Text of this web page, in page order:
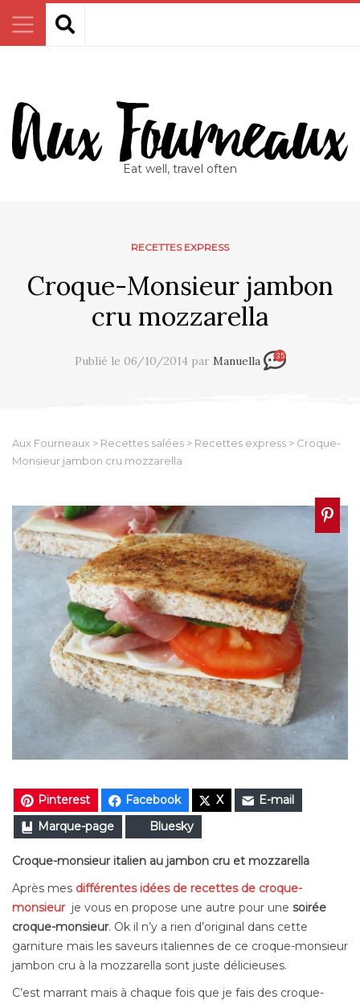
Eat well, travel often
RECETTES EXPRESS
Croque-Monsieur jambon
cru mozzarella
Publié le 06/10/2014 par Manuella 35
Aux Fourneaux > Recettes salées > Recettes express > Croque-
Monsieur jambon cru mozzarella
Pinterest Facebook X
E-mail
Marque-page
Bluesky
Croque-monsieur italien au jambon cru et mozzarella
Après mes différentes idées de recettes de croque-
monsieur je vous en propose une autre pour une soirée
croque-monsieur. Ok il n’y a rien d’original dans cette
garniture mais les saveurs italiennes de ce croque-monsieur
jambon cru à la mozzarella sont juste délicieuses.
C’est marrant mais à chaque fois que je fais des croque-